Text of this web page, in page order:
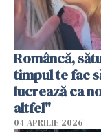
Româncă,
timpul te fac
lucrează ca
altfel"
04 APRILIE 2026